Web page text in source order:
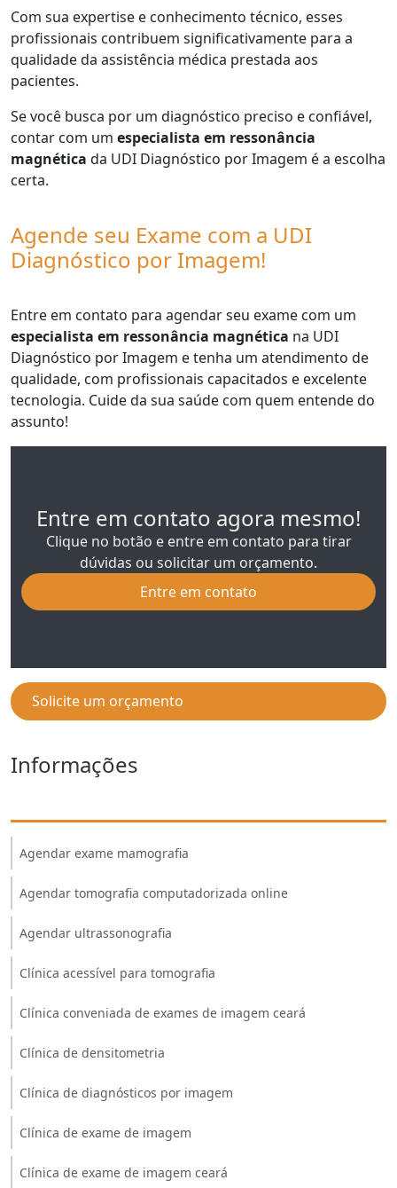
Com sua expertise e conhecimento técnico, esses
profissionais contribuem significativamente para a
qualidade da assistência médica prestada aos
pacientes.
Se você busca por um diagnóstico preciso e confiável,
contar com um especialista em ressonância
magnética da UDI Diagnóstico por Imagem é a escolha
certa.
Agende seu Exame com a UDI
Diagnóstico por Imagem!
Entre em contato para agendar seu exame com um
especialista em ressonância magnética na UDI
Diagnóstico por Imagem e tenha um atendimento de
qualidade, com profissionais capacitados e excelente
tecnologia. Cuide da sua saúde com quem entende do
assunto!
Entre em contato agora mesmo!
Clique no botão e entre em contato para tirar
dúvidas ou solicitar um orçamento.
Entre em contato
Solicite um orçamento
Informações
Agendar exame mamografia
Agendar tomografia computadorizada online
Agendar ultrassonografia
Clínica acessível para tomografia
Clínica conveniada de exames de imagem ceará
Clínica de densitometria
Clínica de diagnósticos por imagem
Clínica de exame de imagem
Clínica de exame de imagem ceará